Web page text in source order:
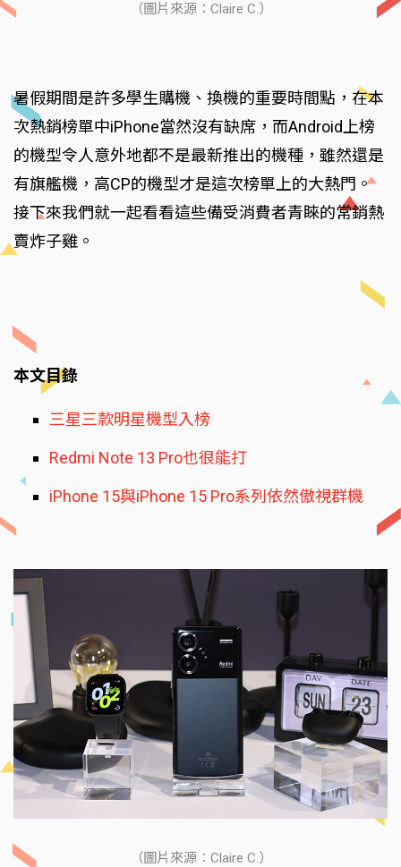
（圖片來源：Claire C.）
暑假期間是許多學生購機、換機的重要時間點，在本
次熱銷榜單中iPhone當然沒有缺席，而Android上榜
的機型令人意外地都不是最新推出的機種，雖然還是
有旗艦機，高CP的機型才是這次榜單上的大熱門。
接下來我們就一起看看這些備受消費者青睞的常銷熱
賣炸子雞。
本文目錄
三星三款明星機型入榜
Redmi Note 13 Pro也很能打
iPhone 15與iPhone 15 Pro系列依然傲視群機
（圖片來源：Claire C.）